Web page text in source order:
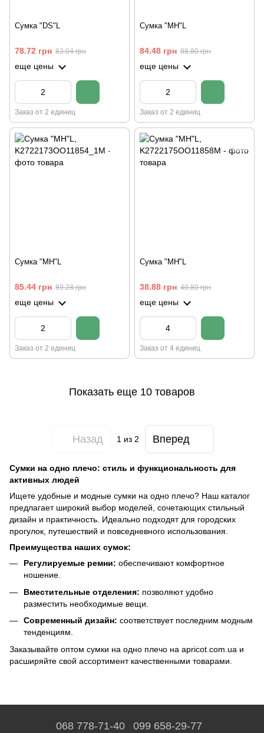
Сумка "DS"L
78.72 грн 83.04 грн
еще цены
Заказ от 2 единиц
Сумка "MH"L
84.48 грн 88.80 грн
еще цены
Заказ от 2 единиц
Сумка "MH"L
85.44 грн 89.28 грн
еще цены
Заказ от 2 единиц
Сумка "MH"L
38.88 грн 40.80 грн
еще цены
Заказ от 4 единиц
Показать еще 10 товаров
Назад 1из 2 Вперед
Сумки на одно плечо: стиль и функциональность для
активных людей
Ищете удобные и модные сумки на одно плечо? Наш каталог
предлагает широкий выбор моделей, сочетающих стильный
дизайн и практичность. Идеально подходят для городских
прогулок, путешествий и повседневного использования.
Преимущества наших сумок:
Регулируемые ремни: обеспечивают комфортное
ношение.
Вместительные отделения: позволяют удобно
разместить необходимые вещи.
Современный дизайн: соответствует последним модным
тенденциям.
Заказывайте оптом сумки на одно плечо на apricot.com.ua и
расширяйте свой ассортимент качественными товарами.
068 778-71-40 099 658-29-77